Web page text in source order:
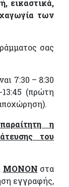
εικαστικά,
των
σας
7:30 – 8:30
(πρώτη
η
του
MONON στα
εγγραφής,